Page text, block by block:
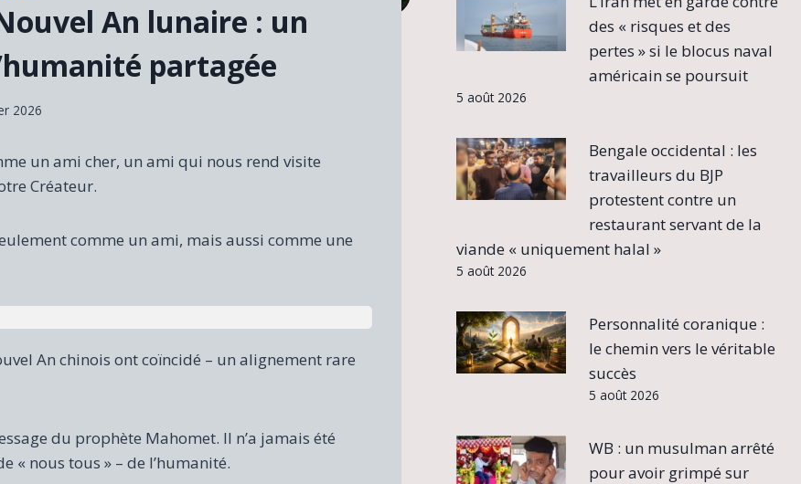
An lunaire : un
partagée
2026
un ami cher, un ami qui nous rend visite
Créateur.
comme un ami, mais aussi comme une
An chinois ont coïncidé – un alignement rare
du prophète Mahomet. Il n’a jamais été
« nous tous » – de l’humanité.
des « risques et des
pertes » si le blocus naval
américain se poursuit
5 août 2026
Bengale occidental : les
travailleurs du BJP
protestent contre un
restaurant servant de la
viande « uniquement halal »
5 août 2026
Personnalité coranique :
le chemin vers le véritable
succès
5 août 2026
WB : un musulman arrêté
pour avoir grimpé sur